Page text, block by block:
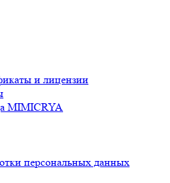
и лицензии
MIMICRYA
персональных данных